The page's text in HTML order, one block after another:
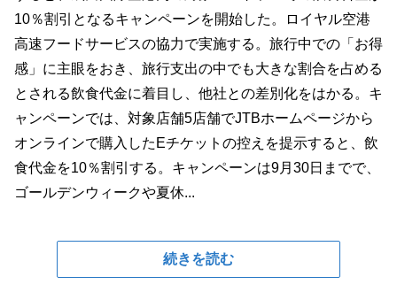
10％割引となるキャンペーンを開始した。ロイヤル空港
高速フードサービスの協力で実施する。旅行中での「お得
感」に主眼をおき、旅行支出の中でも大きな割合を占める
とされる飲食代金に着目し、他社との差別化をはかる。キ
ャンペーンでは、対象店舗5店舗でJTBホームページから
オンラインで購入したEチケットの控えを提示すると、飲
食代金を10％割引する。キャンペーンは9月30日までで、
ゴールデンウィークや夏休...
続きを読む